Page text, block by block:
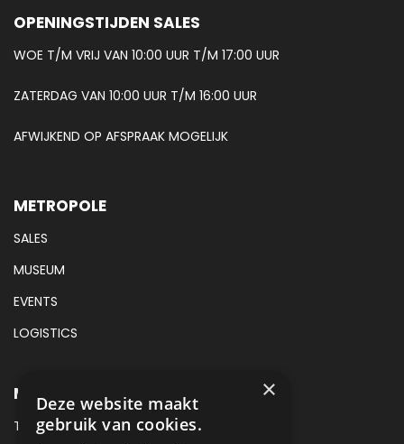
OPENINGSTIJDEN SALES
WOE T/M VRIJ VAN 10:00 UUR T/M 17:00 UUR
ZATERDAG VAN 10:00 UUR T/M 16:00 UUR
AFWIJKEND OP AFSPRAAK MOGELIJK
METROPOLE
SALES
MUSEUM
EVENTS
LOGISTICS
METROPOLE SALES CONTACT
TEL:+31 (0) 88 425 94 00
×
Deze website maakt
gebruik van cookies.